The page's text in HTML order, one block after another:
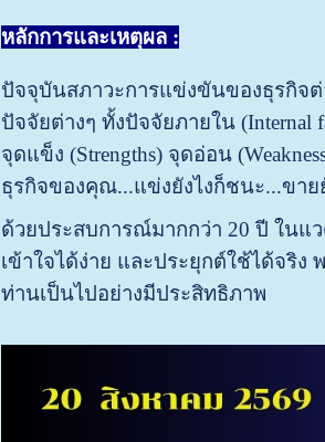
หลักการและเหตุผล :
ปัจจุบันสภาวะการแข่งขันของธุรกิจต่
ปัจจัยต่างๆ ทั้งปัจจัยภายใน (Internal
จุดแข็ง (Strengths) จุดอ่อน
ธุรกิจของคุณ...แข่งยังไงก็ชนะ...ขาย
ด้วยประสบการณ์มากกว่า 20 ปี ในแ
เข้าใจได้ง่าย และประยุกต์ใช้ได้จริ
ท่านเป็นไปอย่างมีประสิทธิภาพ